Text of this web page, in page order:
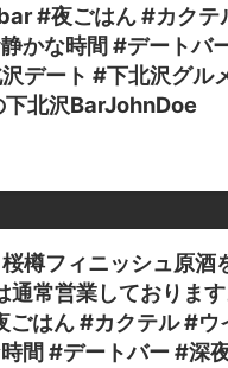
#夜ごはん #カクテ
かな時間 #デートバ
デート #下北沢グル
北沢BarJohnDoe
フィニッシュ原酒
通常営業しておりま
はん #カクテル #ウ
間 #デートバー #深